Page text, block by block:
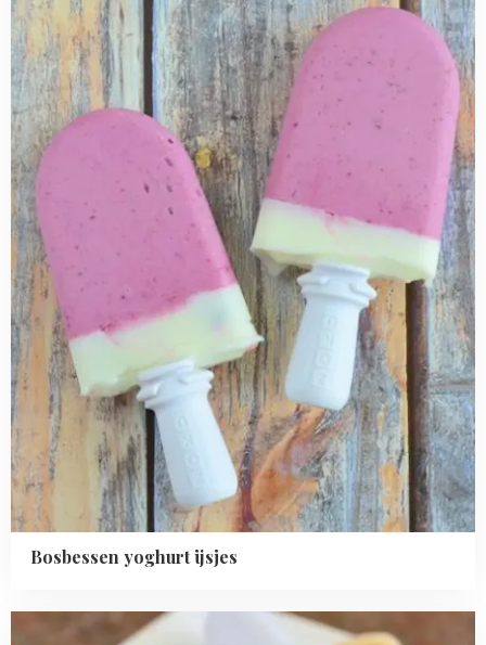
Bosbessen yoghurt ijsjes
more
about
Bosbessen
yoghurt
ijsjes